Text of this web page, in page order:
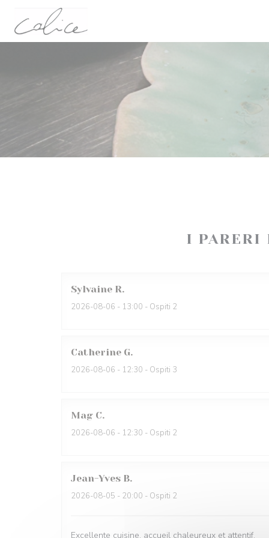
Personalizzazione delle tue scelte sui cookie
I PARERI
Sylvaine R
2026-08-06 - 13:00 - Ospiti 2
Catherine G
2026-08-06 - 12:30 - Ospiti 3
Mag C
2026-08-06 - 12:30 - Ospiti 2
Jean-Yves B
2026-08-05 - 20:00 - Ospiti 2
Excellente cuisine, accueil chaleureux et attentif.